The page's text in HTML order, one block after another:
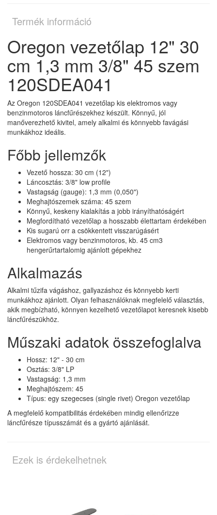
Termék információ
Oregon vezetőlap 12" 30
cm 1,3 mm 3/8" 45 szem
120SDEA041
Az Oregon 120SDEA041 vezetőlap kis elektromos vagy
benzinmotoros láncfűrészekhez készült. Könnyű, jól
manőverezhető kivitel, amely alkalmi és könnyebb favágási
munkákhoz ideális.
Főbb jellemzők
Vezető hossza: 30 cm (12")
Láncosztás: 3/8" low profile
Vastagság (gauge): 1,3 mm (0,050")
Meghajtószemek száma: 45 szem
Könnyű, keskeny kialakítás a jobb irányíthatóságért
Megfordítható vezetőlap a hosszabb élettartam érdekében
Kis sugarú orr a csökkentett visszarúgásért
Elektromos vagy benzinmotoros, kb. 45 cm3
hengerűrtartalomig ajánlott gépekhez
Alkalmazás
Alkalmi tűzifa vágáshoz, gallyazáshoz és könnyebb kerti
munkákhoz ajánlott. Olyan felhasználóknak megfelelő választás,
akik megbízható, könnyen kezelhető vezetőlapot keresnek kisebb
láncfűrészükhöz.
Műszaki adatok összefoglalva
Hossz: 12" - 30 cm
Osztás: 3/8" LP
Vastagság: 1,3 mm
Meghajtószem: 45
Típus: egy szegecses (single rivet) Oregon vezetőlap
A megfelelő kompatibilitás érdekében mindig ellenőrizze
láncfűrésze típusszámát és a gyártó ajánlását.
Ezek is érdekelhetnek